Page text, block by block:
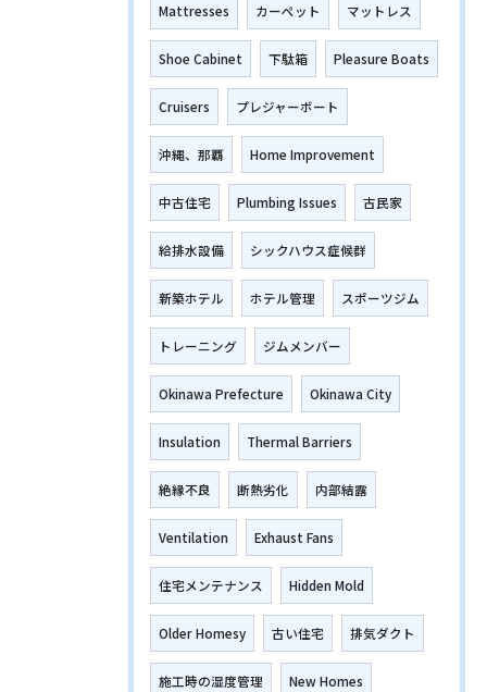
Mattresses カーペット マットレス
Shoe Cabinet 下駄箱 Pleasure Boats
Cruisers プレジャーボート
沖縄、那覇 Home Improvement
中古住宅 Plumbing Issues 古民家
給排水設備 シックハウス症候群
新築ホテル ホテル管理 スポーツジム
トレーニング ジムメンバー
Okinawa Prefecture Okinawa City
Insulation Thermal Barriers
絶縁不良 断熱劣化 内部結露
Ventilation Exhaust Fans
住宅メンテナンス Hidden Mold
Older Homesy 古い住宅 排気ダクト
施工時の湿度管理 New Homes